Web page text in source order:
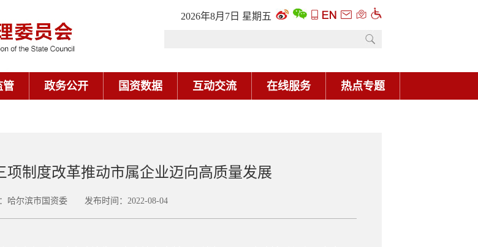
2026年8月7日 星期五
管 政务公开 国资数据 互动交流 在线服务 热点专题
项制度改革推动市属企业迈向高质量发展
哈尔滨市国资委 发布时间：2022-08-04